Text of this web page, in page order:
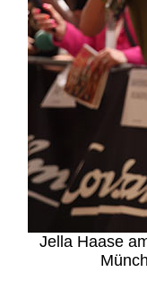
Jella Haase